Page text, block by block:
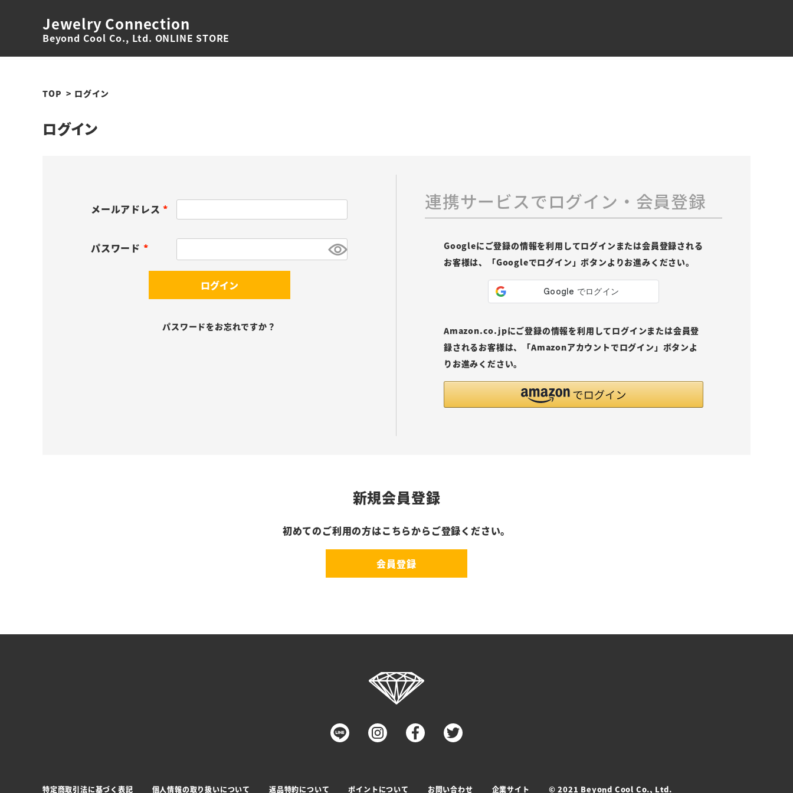
Jewelry Connection
Beyond Cool Co., Ltd. ONLINE STORE
TOP ログイン
ログイン
メールアドレス
パスワード
ログイン
パスワードをお忘れですか？
連携サービスでログイン・会員登録
Googleにご登録の情報を利用してログインまたは会員登録される
お客様は、「Googleでログイン」ボタンよりお進みください。
Amazon.co.jpにご登録の情報を利用してログインまたは会員登
録されるお客様は、「Amazonアカウントでログイン」ボタンよ
りお進みください。
新規会員登録
初めてのご利用の方はこちらからご登録ください。
会員登録
特定商取引法に基づく表記 個人情報の取り扱いについて 返品特約について ポイントについて お問い合わせ 企業サイト © 2021 Beyond Cool Co., Ltd.